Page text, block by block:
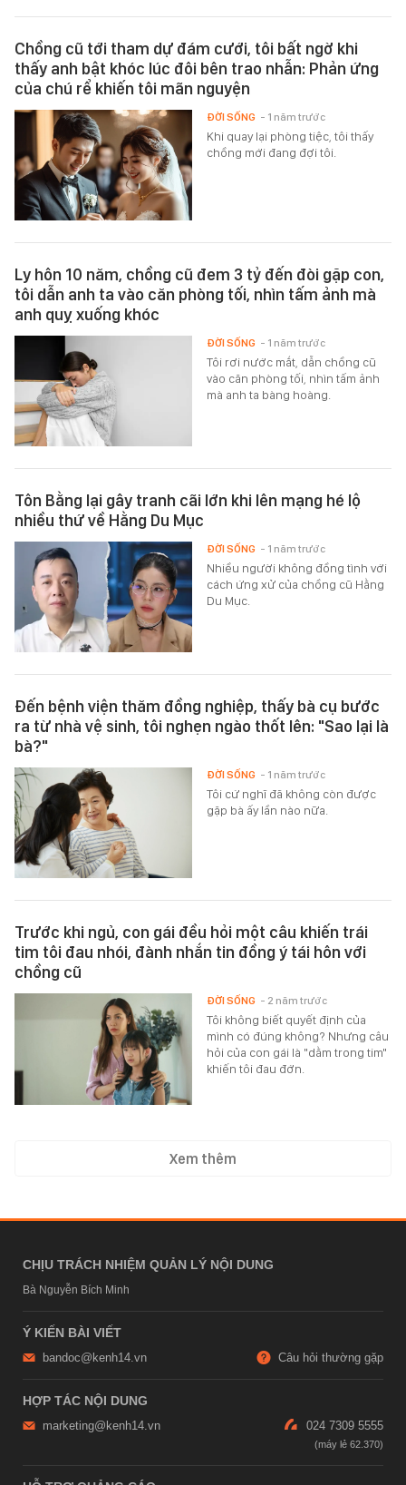
Chồng cũ tới tham dự đám cưới, tôi bất ngờ khi
thấy anh bật khóc lúc đôi bên trao nhẫn: Phản ứng
của chú rể khiến tôi mãn nguyện
Khi quay lại phòng tiệc, tôi thấy
chồng mới đang đợi tôi.
ĐỜI SỐNG - 1 năm trước
Ly hôn 10 năm, chồng cũ đem 3 tỷ đến đòi gặp con,
tôi dẫn anh ta vào căn phòng tối, nhìn tấm ảnh mà
anh quỵ xuống khóc
Tôi rơi nước mắt, dẫn chồng cũ
vào căn phòng tối, nhìn tấm ảnh
mà anh ta bàng hoàng.
ĐỜI SỐNG - 1 năm trước
Tôn Bằng lại gây tranh cãi lớn khi lên mạng hé lộ
nhiều thứ về Hằng Du Mục
Nhiều người không đồng tình với
cách ứng xử của chồng cũ Hằng
Du Mục.
ĐỜI SỐNG - 1 năm trước
Đến bệnh viện thăm đồng nghiệp, thấy bà cụ bước
ra từ nhà vệ sinh, tôi nghẹn ngào thốt lên: "Sao lại là
bà?"
Tôi cứ nghĩ đã không còn được
gặp bà ấy lần nào nữa.
ĐỜI SỐNG - 1 năm trước
Trước khi ngủ, con gái đều hỏi một câu khiến trái
tim tôi đau nhói, đành nhắn tin đồng ý tái hôn với
chồng cũ
Tôi không biết quyết định của
mình có đúng không? Nhưng câu
hỏi của con gái là "dằm trong tim"
khiến tôi đau đớn.
ĐỜI SỐNG - 2 năm trước
Xem thêm
CHỊU TRÁCH NHIỆM QUẢN LÝ NỘI DUNG
Bà Nguyễn Bích Minh
Ý KIẾN BÀI VIẾT
bandoc@kenh14.vn Câu hỏi thường gặp
HỢP TÁC NỘI DUNG
marketing@kenh14.vn 024 7309 5555